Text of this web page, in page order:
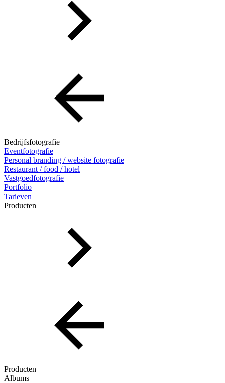
Bedrijfsfotografie
Eventfotografie
Personal branding / website fotografie
Restaurant / food / hotel
Vastgoedfotografie
Portfolio
Tarieven
Producten
Producten
Albums